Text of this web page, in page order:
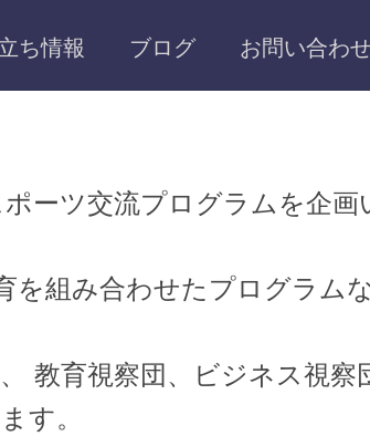
ち情報 ブログ お問い合わせ
ーツ交流プログラムを企画
を組み合わせたプログラム
教育視察団、ビジネス視察
す。